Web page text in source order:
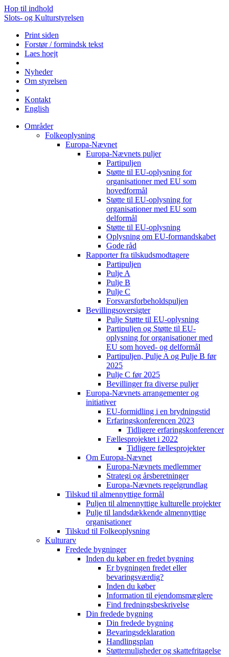
Hop til indhold
Slots- og Kulturstyrelsen
Print siden
Forstør / formindsk tekst
Laes hoejt
Nyheder
Om styrelsen
Kontakt
English
Områder
Folkeoplysning
Europa-Nævnet
Europa-Nævnets puljer
Partipuljen
Støtte til EU-oplysning for
organisationer med EU som
hovedformål
Støtte til EU-oplysning for
organisationer med EU som
delformål
Støtte til EU-oplysning
Oplysning om EU-formandskabet
Gode råd
Rapporter fra tilskudsmodtagere
Partipuljen
Pulje A
Pulje B
Pulje C
Forsvarsforbeholdspuljen
Bevillingsoversigter
Pulje Støtte til EU-oplysning
Partipuljen og Støtte til EU-
oplysning for organisationer med
EU som hoved- og delformål
Partipuljen, Pulje A og Pulje B før
2025
Pulje C før 2025
Bevillinger fra diverse puljer
Europa-Nævnets arrangementer og
initiativer
EU-formidling i en brydningstid
Erfaringskonferencen 2023
Tidligere erfaringskonferencer
Fællesprojektet i 2022
Tidligere fællesprojekter
Om Europa-Nævnet
Europa-Nævnets medlemmer
Strategi og årsberetninger
Europa-Nævnets regelgrundlag
Tilskud til almennyttige formål
Puljen til almennyttige kulturelle projekter
Pulje til landsdækkende almennyttige
organisationer
Tilskud til Folkeoplysning
Kulturarv
Fredede bygninger
Inden du køber en fredet bygning
Er bygningen fredet eller
bevaringsværdig?
Inden du køber
Information til ejendomsmæglere
Find fredningsbeskrivelse
Din fredede bygning
Din fredede bygning
Bevaringsdeklaration
Handlingsplan
Støttemuligheder og skattefritagelse